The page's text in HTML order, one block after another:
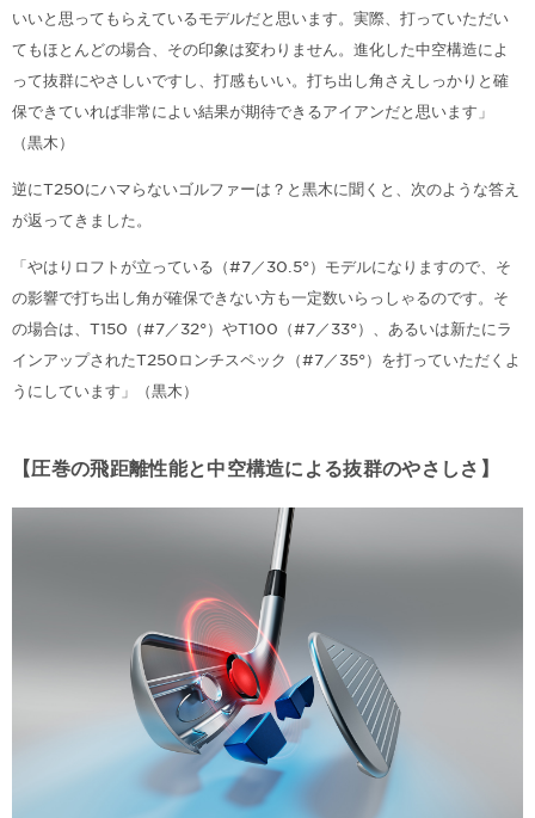
いいと思ってもらえているモデルだと思います。実際、打っていただい
てもほとんどの場合、その印象は変わりません。進化した中空構造によ
って抜群にやさしいですし、打感もいい。打ち出し角さえしっかりと確
保できていれば非常によい結果が期待できるアイアンだと思います」
（黒木）
逆にT250にハマらないゴルファーは？と黒木に聞くと、次のような答え
が返ってきました。
「やはりロフトが立っている（#7／30.5°）モデルになりますので、そ
の影響で打ち出し角が確保できない方も一定数いらっしゃるのです。そ
の場合は、T150（#7／32°）やT100（#7／33°）、あるいは新たにラ
インアップされたT250ロンチスペック（#7／35°）を打っていただくよ
うにしています」（黒木）
【圧巻の飛距離性能と中空構造による抜群のやさしさ】